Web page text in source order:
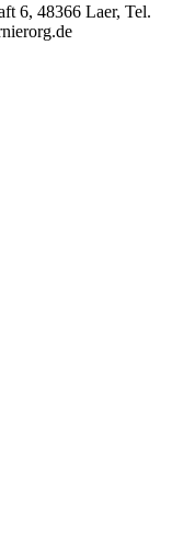
6, 48366 Laer, Tel.